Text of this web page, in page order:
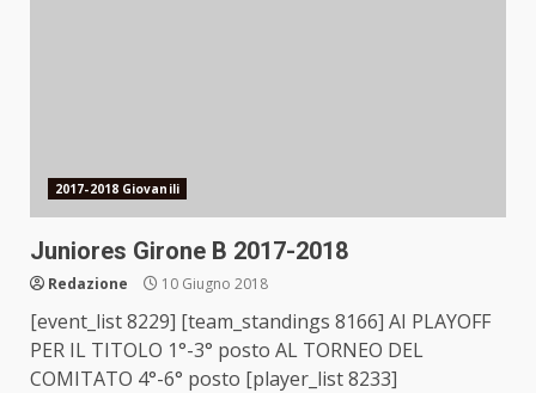
2017-2018 Giovanili
Juniores Girone B 2017-2018
Redazione 10 Giugno 2018
[event_list 8229] [team_standings 8166] AI PLAYOFF
PER IL TITOLO 1°-3° posto AL TORNEO DEL
COMITATO 4°-6° posto [player_list 8233]